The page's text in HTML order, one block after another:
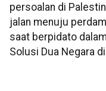
persoalan di
jalan menuju
saat berpidato
Solusi Dua Negara